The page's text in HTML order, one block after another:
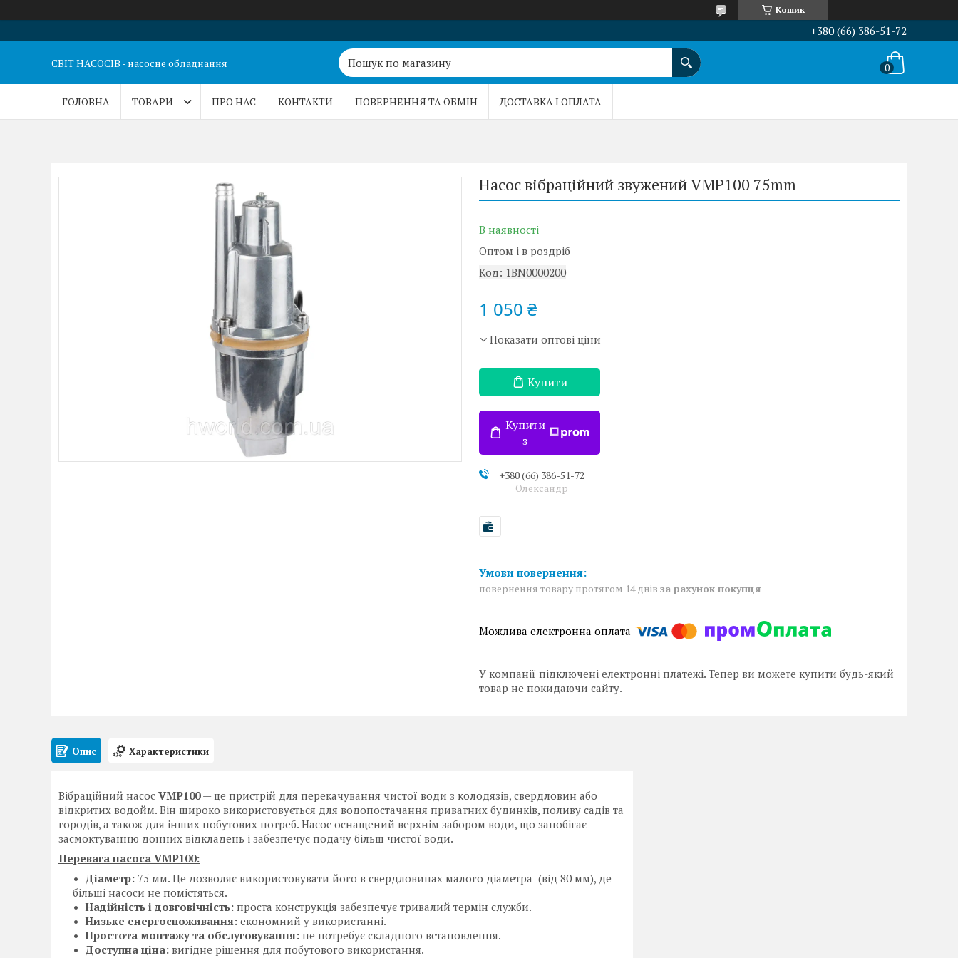
Кошик
+380 (66) 386-51-72
СВІТ НАСОСІВ - насосне обладнання
ГОЛОВНА ТОВАРИ ПРО НАС КОНТАКТИ ПОВЕРНЕННЯ ТА ОБМІН ДОСТАВКА І ОПЛАТА
Насос вібраційний звужений VMP100 75mm
В наявності
Оптом і в роздріб
Код: 1BN0000200
1 050 ₴
Показати оптові ціни
Купити
Купити
з
+380 (66) 386-51-72
Олександр
повернення товару протягом 14 днів за рахунок покупця
У компанії підключені електронні платежі. Тепер ви можете купити будь-який
товар не покидаючи сайту.
Опис Характеристики
Вібраційний насос VMP100— це пристрій для перекачування чистої води з колодязів, свердловин або
відкритих водойм. Він широко використовується для водопостачання приватних будинків, поливу садів та
городів, а також для інших побутових потреб. Насос оснащений верхнім забором води, що запобігає
засмоктуванню донних відкладень і забезпечує подачу більш чистої води.
Перевага насоса VMP100:
Діаметр: 75 мм. Це дозволяє використовувати його в свердловинах малого діаметра (від 80 мм), де
більші насоси не помістяться.
Надійність і довговічність: проста конструкція забезпечує тривалий термін служби.
Низьке енергоспоживання: економний у використанні.
Простота монтажу та обслуговування: не потребує складного встановлення.
Доступна ціна: вигідне рішення для побутового використання.